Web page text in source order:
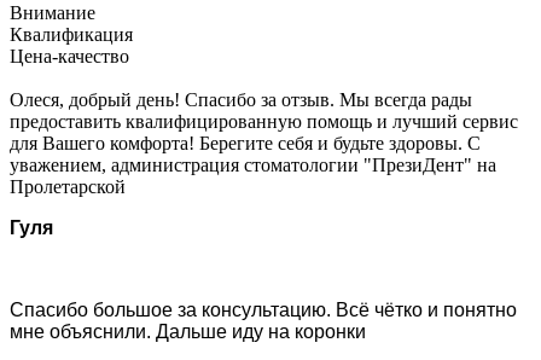
Внимание
Квалификация
Цена-качество
Олеся, добрый день! Спасибо за отзыв. Мы всегда рады
предоставить квалифицированную помощь и лучший сервис
для Вашего комфорта! Берегите себя и будьте здоровы. С
уважением, администрация стоматологии "ПрезиДент" на
Пролетарской
Гуля
Спасибо большое за консультацию. Всё чётко и понятно
мне объяснили. Дальше иду на коронки